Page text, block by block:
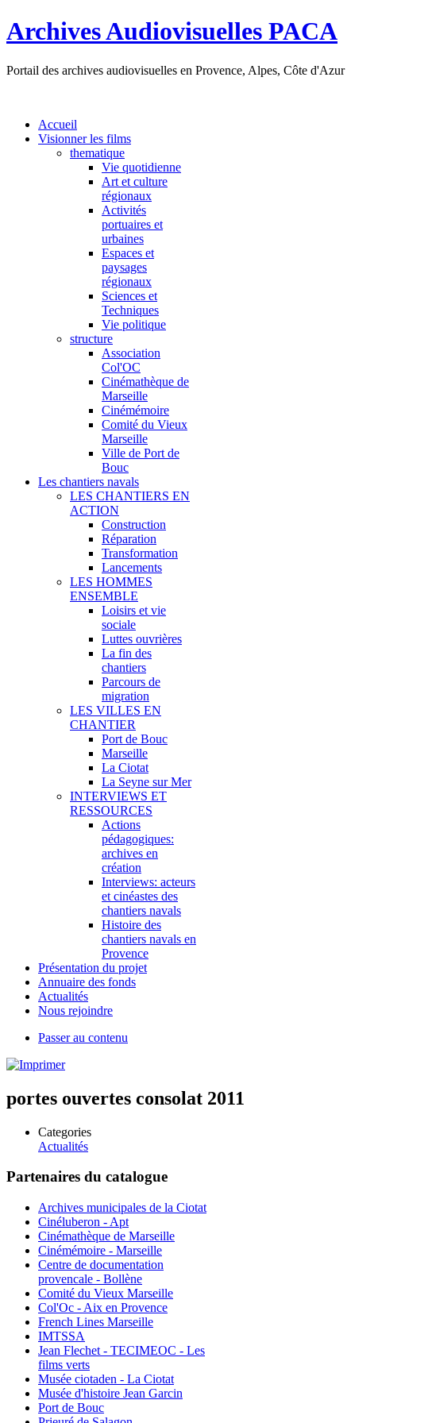
Archives Audiovisuelles PACA
Portail des archives audiovisuelles en Provence, Alpes, Côte d'Azur
Accueil
Visionner les films
thematique
Vie quotidienne
Art et culture
régionaux
Activités
portuaires et
urbaines
Espaces et
paysages
régionaux
Sciences et
Techniques
Vie politique
structure
Association
Col'OC
Cinémathèque de
Marseille
Cinémémoire
Comité du Vieux
Marseille
Ville de Port de
Bouc
Les chantiers navals
LES CHANTIERS EN
ACTION
Construction
Réparation
Transformation
Lancements
LES HOMMES
ENSEMBLE
Loisirs et vie
sociale
Luttes ouvrières
La fin des
chantiers
Parcours de
migration
LES VILLES EN
CHANTIER
Port de Bouc
Marseille
La Ciotat
La Seyne sur Mer
INTERVIEWS ET
RESSOURCES
Actions
pédagogiques:
archives en
création
Interviews: acteurs
et cinéastes des
chantiers navals
Histoire des
chantiers navals en
Provence
Présentation du projet
Annuaire des fonds
Actualités
Nous rejoindre
Passer au contenu
portes ouvertes consolat 2011
Categories
Actualités
Partenaires du catalogue
Archives municipales de la Ciotat
Cinéluberon - Apt
Cinémathèque de Marseille
Cinémémoire - Marseille
Centre de documentation
provencale - Bollène
Comité du Vieux Marseille
Col'Oc - Aix en Provence
French Lines Marseille
IMTSSA
Jean Flechet - TECIMEOC - Les
films verts
Musée ciotaden - La Ciotat
Musée d'histoire Jean Garcin
Port de Bouc